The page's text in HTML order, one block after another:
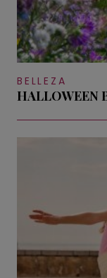
BELLEZA
HALLOWEEN